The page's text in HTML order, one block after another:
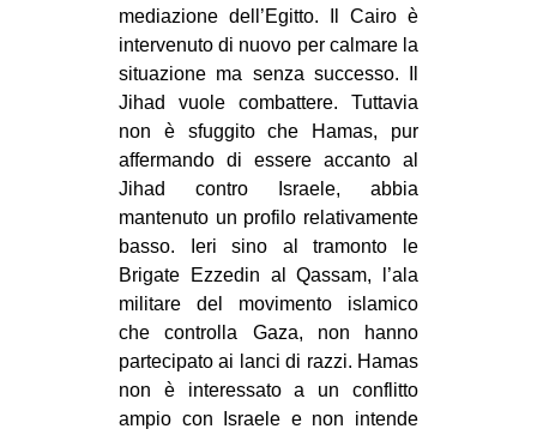
mediazione dell’Egitto. Il Cairo è
intervenuto di nuovo per calmare la
situazione ma senza successo. Il
Jihad vuole combattere. Tuttavia
non è sfuggito che Hamas, pur
affermando di essere accanto al
Jihad contro Israele, abbia
mantenuto un profilo relativamente
basso. Ieri sino al tramonto le
Brigate Ezzedin al Qassam, l’ala
militare del movimento islamico
che controlla Gaza, non hanno
partecipato ai lanci di razzi. Hamas
non è interessato a un conflitto
ampio con Israele e non intende